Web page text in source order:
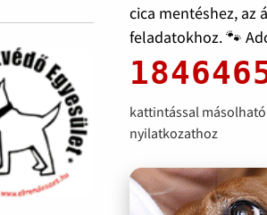
cica mentéshez, az
feladatokhoz. 🐾
kattintással
nyilatkozathoz